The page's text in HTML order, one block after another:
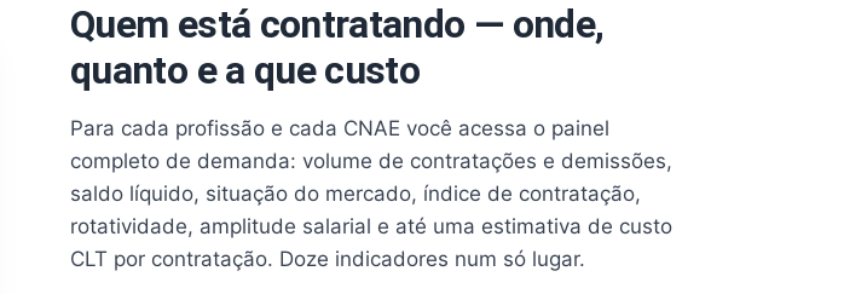
Quem está contratando — onde,
quanto e a que custo
Para cada profissão e cada CNAE você acessa o painel
completo de demanda: volume de contratações e demissões,
saldo líquido, situação do mercado, índice de contratação,
rotatividade, amplitude salarial e até uma estimativa de custo
CLT por contratação. Doze indicadores num só lugar.